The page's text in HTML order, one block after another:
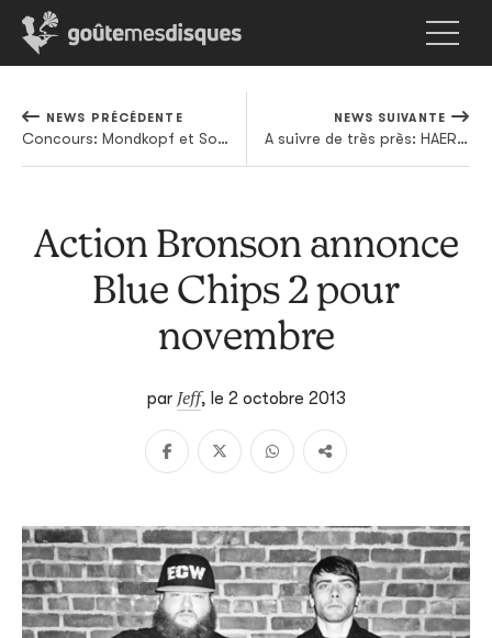
NEWS PRÉCÉDENTE
Concours: Mondkopf et Somaticae viendront foutre le bordel à Arlon, et on vous y invite
NEWS SUIVANTE
A suivre de très près: HAERTS
Action Bronson annonce
Blue Chips 2 pour
novembre
par Jeff, le 2 octobre 2013